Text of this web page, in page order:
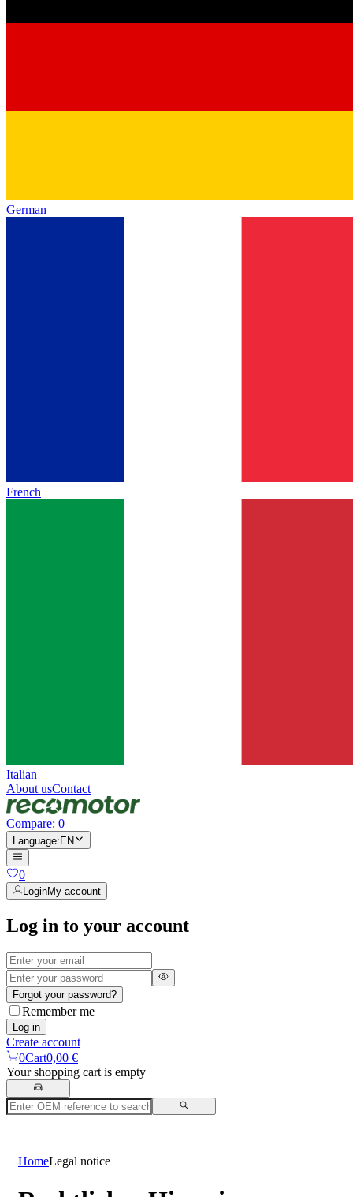
German
French
Italian
About usContact
Compare: 0
Language:EN
0
LoginMy account
Log in to your account
Forgot your password?
Remember me
Log in
Create account
0Cart0,00 €
Your shopping cart is empty
HomeLegal notice